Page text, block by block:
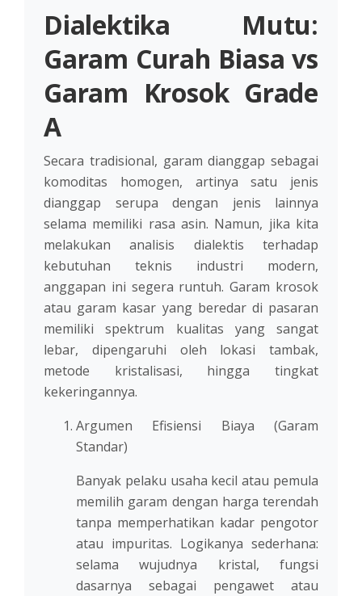
Dialektika Mutu:
Garam Curah Biasa vs
Garam Krosok Grade
A
Secara tradisional, garam dianggap sebagai
komoditas homogen, artinya satu jenis
dianggap serupa dengan jenis lainnya
selama memiliki rasa asin. Namun, jika kita
melakukan analisis dialektis terhadap
kebutuhan teknis industri modern,
anggapan ini segera runtuh. Garam krosok
atau garam kasar yang beredar di pasaran
memiliki spektrum kualitas yang sangat
lebar, dipengaruhi oleh lokasi tambak,
metode kristalisasi, hingga tingkat
kekeringannya.
Argumen Efisiensi Biaya (Garam
Standar)
Banyak pelaku usaha kecil atau pemula
memilih garam dengan harga terendah
tanpa memperhatikan kadar pengotor
atau impuritas. Logikanya sederhana:
selama wujudnya kristal, fungsi
dasarnya sebagai pengawet atau